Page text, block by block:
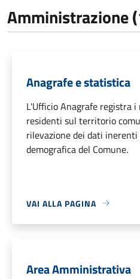
Amministrazione
Anagrafe e statistica
L'Ufficio Anagrafe registra
residenti sul territorio
rilevazione dei dati
demografica del Comune.
VAI ALLA PAGINA
Area Amministrativa